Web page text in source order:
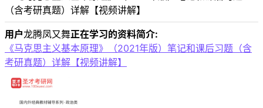
用户龙腾凤又舞正在学习的资料简介:
《马克思主义基本原理》（2021年版）笔记和课后习题（含
考研真题）详解【视频讲解】